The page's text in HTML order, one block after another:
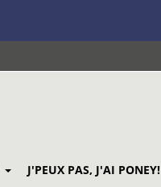
J'PEUX PAS, J'AI PONEY!